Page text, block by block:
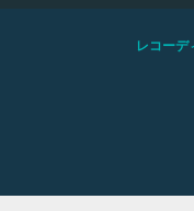
レコーデ